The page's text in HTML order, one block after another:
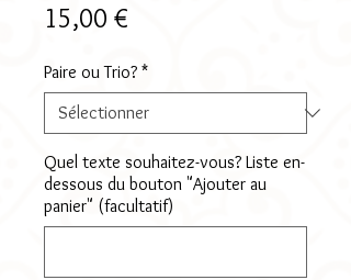
15,00 €
Paire ou Trio? *
Quel texte souhaitez-vous? Liste en-
dessous du bouton "Ajouter au
panier" (facultatif)